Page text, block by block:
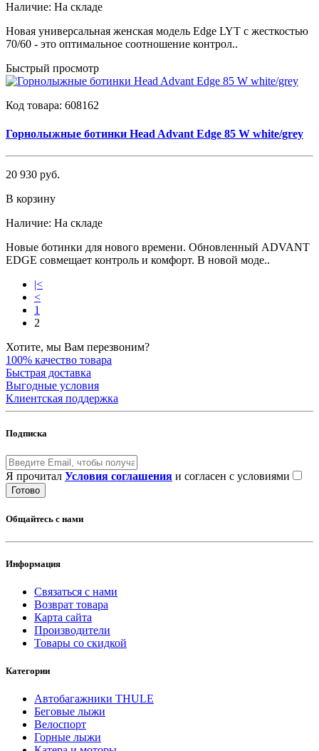
Наличие: На складе
Новая универсальная женская модель Edge LYT с жесткостью
70/60 - это оптимальное соотношение контрол..
Быстрый просмотр
Код товара: 608162
Горнолыжные ботинки Head Advant Edge 85 W white/grey
20 930 руб.
В корзину
Наличие: На складе
Новые ботинки для нового времени. Обновленный ADVANT
EDGE совмещает контроль и комфорт. В новой моде..
|<
<
1
2
Хотите, мы Вам перезвоним?
100% качество товара
Быстрая доставка
Выгодные условия
Клиентская поддержка
Подписка
Я прочитал Условия соглашения и согласен с условиями
Готово
Общайтесь с нами
Информация
Связаться с нами
Возврат товара
Карта сайта
Производители
Товары со скидкой
Категории
Автобагажники THULE
Беговые лыжи
Велоспорт
Горные лыжи